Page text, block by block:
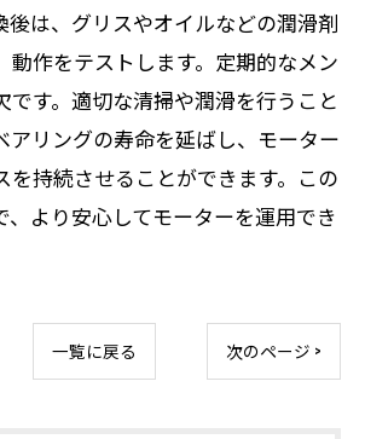
後は、グリスやオイルなどの潤滑剤
動作をテストします。定期的なメン
です。適切な清掃や潤滑を行うこと
アリングの寿命を延ばし、モーター
を持続させることができます。この
、より安心してモーターを運用でき
一覧に戻る 次のページ >